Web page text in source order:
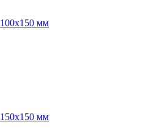
100х150 мм
150х150 мм